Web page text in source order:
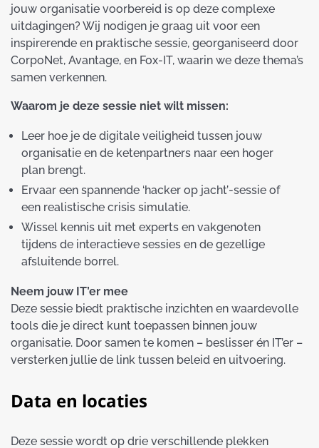
jouw organisatie voorbereid is op deze complexe
uitdagingen? Wij nodigen je graag uit voor een
inspirerende en praktische sessie, georganiseerd door
CorpoNet, Avantage, en Fox-IT, waarin we deze thema’s
samen verkennen.
Waarom je deze sessie niet wilt missen:
Leer hoe je de digitale veiligheid tussen jouw
organisatie en de ketenpartners naar een hoger
plan brengt.
Ervaar een spannende ‘hacker op jacht’-sessie of
een realistische crisis simulatie.
Wissel kennis uit met experts en vakgenoten
tijdens de interactieve sessies en de gezellige
afsluitende borrel.
Neem jouw IT’er mee
Deze sessie biedt praktische inzichten en waardevolle
tools die je direct kunt toepassen binnen jouw
organisatie. Door samen te komen – beslisser én IT’er –
versterken jullie de link tussen beleid en uitvoering.
Data en locaties
Deze sessie wordt op drie verschillende plekken